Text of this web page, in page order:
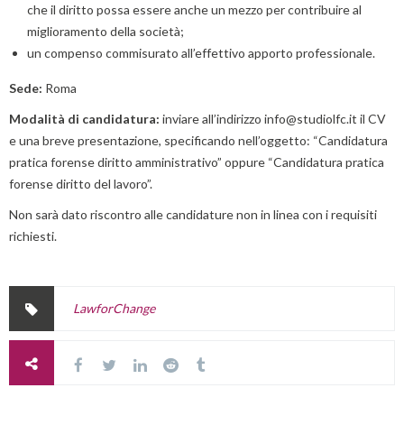
che il diritto possa essere anche un mezzo per contribuire al
miglioramento della società;
un compenso commisurato all’effettivo apporto professionale.
Sede: Roma
Modalità di candidatura: inviare all’indirizzo info@studiolfc.it il CV
e una breve presentazione, specificando nell’oggetto: “Candidatura
pratica forense diritto amministrativo” oppure “Candidatura pratica
forense diritto del lavoro”.
Non sarà dato riscontro alle candidature non in linea con i requisiti
richiesti.
LawforChange